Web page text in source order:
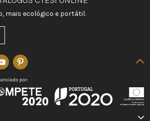
mais ecológico e portátil.